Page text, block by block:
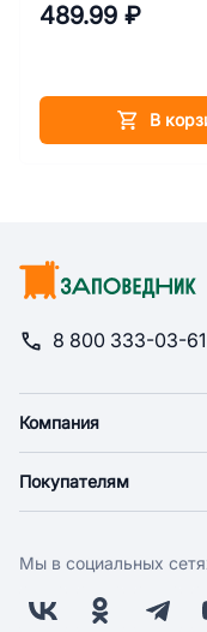
489.99 ₽
В
8 800 333-03-61
Компания
Новости
Поставщикам
Заводчикам
Покупателям
Оплата
Бонусная программа
Мы в социальных